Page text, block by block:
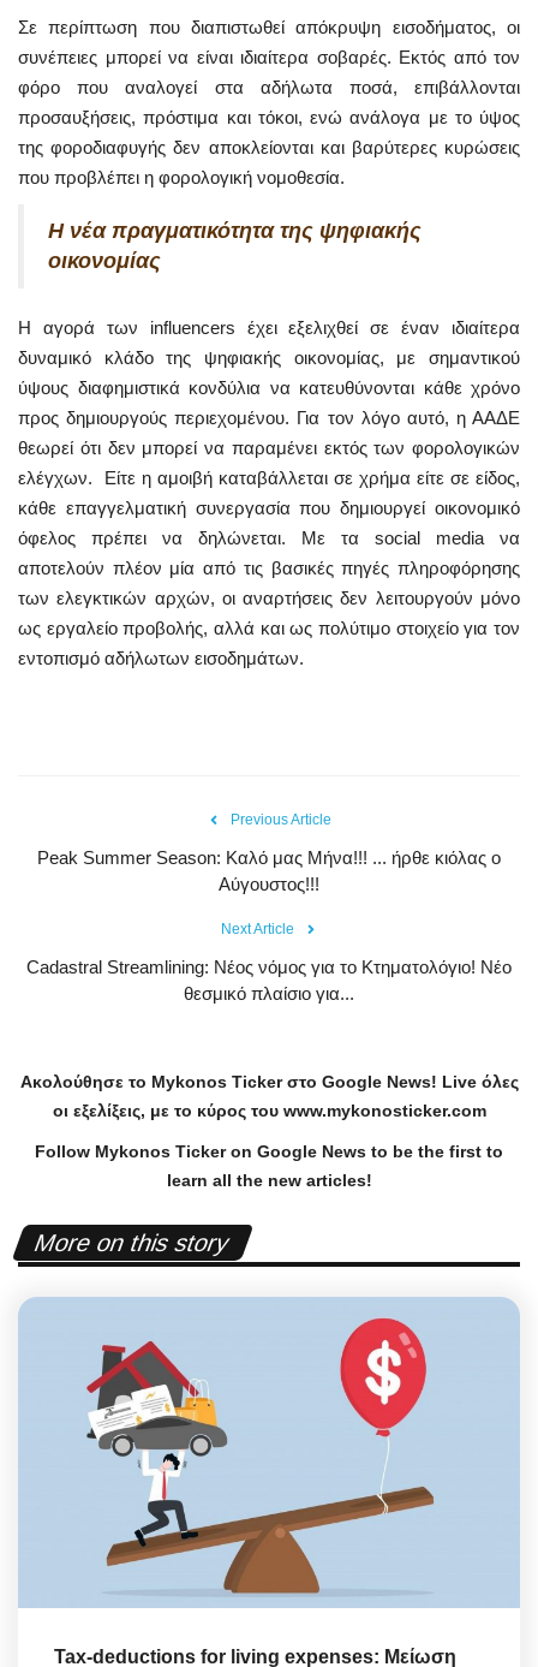
Σε περίπτωση που διαπιστωθεί απόκρυψη εισοδήματος, οι
συνέπειες μπορεί να είναι ιδιαίτερα σοβαρές. Εκτός από τον
φόρο που αναλογεί στα αδήλωτα ποσά, επιβάλλονται
προσαυξήσεις, πρόστιμα και τόκοι, ενώ ανάλογα με το ύψος
της φοροδιαφυγής δεν αποκλείονται και βαρύτερες κυρώσεις
που προβλέπει η φορολογική νομοθεσία.
Η νέα πραγματικότητα της ψηφιακής
οικονομίας
Η αγορά των influencers έχει εξελιχθεί σε έναν ιδιαίτερα
δυναμικό κλάδο της ψηφιακής οικονομίας, με σημαντικού
ύψους διαφημιστικά κονδύλια να κατευθύνονται κάθε χρόνο
προς δημιουργούς περιεχομένου. Για τον λόγο αυτό, η ΑΑΔΕ
θεωρεί ότι δεν μπορεί να παραμένει εκτός των φορολογικών
ελέγχων. Είτε η αμοιβή καταβάλλεται σε χρήμα είτε σε είδος,
κάθε επαγγελματική συνεργασία που δημιουργεί οικονομικό
όφελος πρέπει να δηλώνεται. Με τα social media να
αποτελούν πλέον μία από τις βασικές πηγές πληροφόρησης
των ελεγκτικών αρχών, οι αναρτήσεις δεν λειτουργούν μόνο
ως εργαλείο προβολής, αλλά και ως πολύτιμο στοιχείο για τον
εντοπισμό αδήλωτων εισοδημάτων.
Previous Article
Peak Summer Season: Kαλό μας Μήνα!!! ... ήρθε κιόλας ο
Αύγουστος!!!
Next Article
Cadastral Streamlining: Νέος νόμος για το Κτηματολόγιο! Νέο
θεσμικό πλαίσιο για...
Ακολούθησε το Mykonos Tickerστο Google News! Liveόλες
οι εξελίξεις, με το κύρος του www.mykonosticker.com
Follow Mykonos Ticker on Google News to be the first to
learn all the new articles!
More on this story
Tax-deductions for living expenses: Μείωση